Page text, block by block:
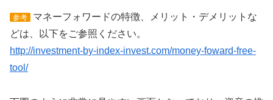
参考
マネーフォワードの特徴、メリット・デメリットな
どは、以下をご参照ください。
http://investment-by-index-invest.com/money-foward-free-
tool/